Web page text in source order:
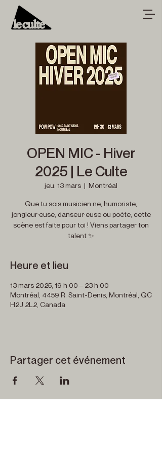
OPEN MIC - Hiver
2025 | Le Culte
jeu. 13 mars
  |
Montréal
Que tu sois musicien·ne, humoriste,
jongleur·euse, danseur·euse ou poète, cette
scène est faite pour toi ! Viens partager ton
talent ✨
Heure et lieu
13 mars 2025, 19 h 00 – 23 h 00
Montréal, 4459 R. Saint-Denis, Montréal, QC
H2J 2L2, Canada
Partager cet événement